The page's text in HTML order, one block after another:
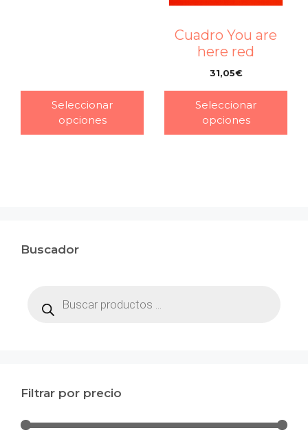
Seleccionar
opciones
Cuadro You are
here red
31,05€
Seleccionar
opciones
Buscador
productos
Filtrar por precio